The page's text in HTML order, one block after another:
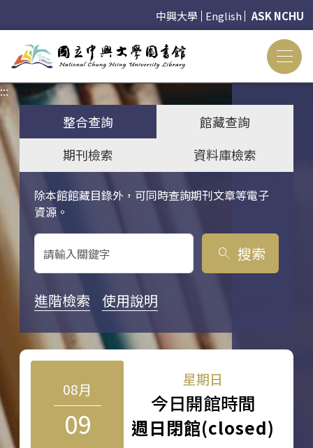
中興大學 English ASK NCHU
:::
整合查詢
館藏查詢
期刊檢索
資料庫檢索
除本館館藏目錄外，可同時查詢期刊文章等電子
資源。
關鍵字搜尋
search 搜索
進階檢索 使用說明
08月
09
星期日
今日開館時間
週日閉館(closed)